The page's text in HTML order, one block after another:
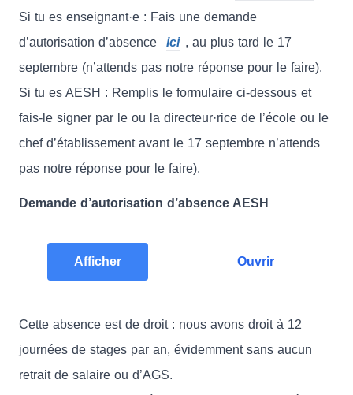
Si tu es enseignant·e : Fais une demande
d’autorisation d’absence
ici , au plus tard le 17
septembre (n’attends pas notre réponse pour le faire).
Si tu es AESH : Remplis le formulaire ci-dessous et
fais-le signer par le ou la directeur·rice de l’école ou le
chef d’établissement avant le 17 septembre n’attends
pas notre réponse pour le faire).
Demande d’autorisation d’absence AESH
Afficher Ouvrir
Cette absence est de droit : nous avons droit à 12
journées de stages par an, évidemment sans aucun
retrait de salaire ou d’AGS.